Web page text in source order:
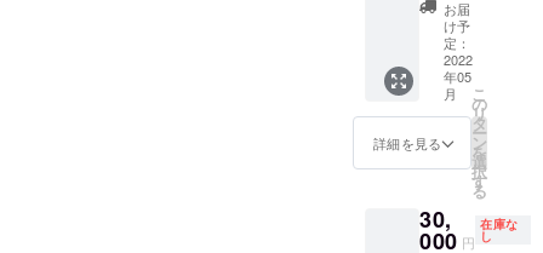
１点 ・
ニーハ
イ＆
アーム
カバー
（左右1
点づ
つ）
す。
[セット
内容] ・
チョコ
レート
ケーキ
ビス
チェ衣
（TOPS
ター・
ショー
リート
プラン
★ ス
イーツ
下着/
ショー
トケー
キ+ニー
セット
+フルア
お届
け予
定：
2022
年05
月
詳細を見る
こ
の
リ
タ
ー
ン
を
選
択
す
る
30,
000 円
在庫な
し